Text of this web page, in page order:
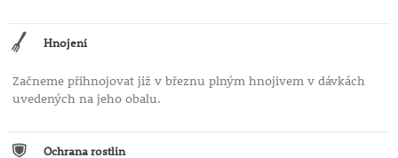
Hnojení
Začneme přihnojovat již v březnu plným hnojivem v dávkách
uvedených na jeho obalu.
Ochrana rostlin